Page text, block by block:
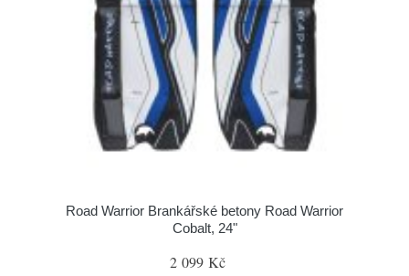
Road Warrior Brankářské betony Road Warrior
Cobalt, 24"
2 099 Kč